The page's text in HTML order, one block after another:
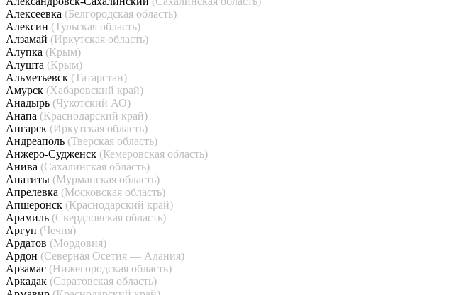
Алексеевка (Белгородская область)
Алексин (Тульская область)
Алзамай (Иркутская область)
Алупка (Крым)
Алушта (Крым)
Альметьевск (Татарстан)
Амурск (Хабаровский край)
Анадырь (Чукотский АО)
Анапа (Краснодарский край)
Ангарск (Иркутская область)
Андреаполь (Тверская область)
Анжеро-Судженск (Кемеровская область)
Анива (Сахалинская область)
Апатиты (Мурманская область)
Апрелевка (Московская область)
Апшеронск (Краснодарский край)
Арамиль (Свердловская область)
Аргун (Чечня)
Ардатов (Мордовия)
Ардон (Северная Осетия — Алания)
Арзамас (Нижегородская область)
Аркадак (Саратовская область)